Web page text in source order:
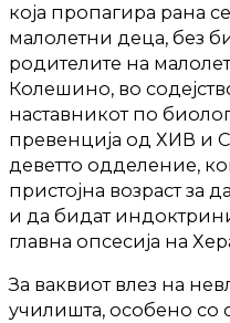
која пропагира рана
малолетни деца, без
родителите на
Колешино, во
наставникот по
превенција од ХИВ и
деветто одделение,
пристојна возраст за
и да бидат
главна опсесија на
За ваквиот влез на
училишта, особено